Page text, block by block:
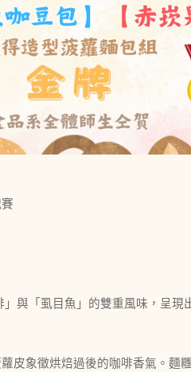
與「虱目魚」的雙重風味，呈現
皮象徵烘焙過後的咖啡香氣。麵